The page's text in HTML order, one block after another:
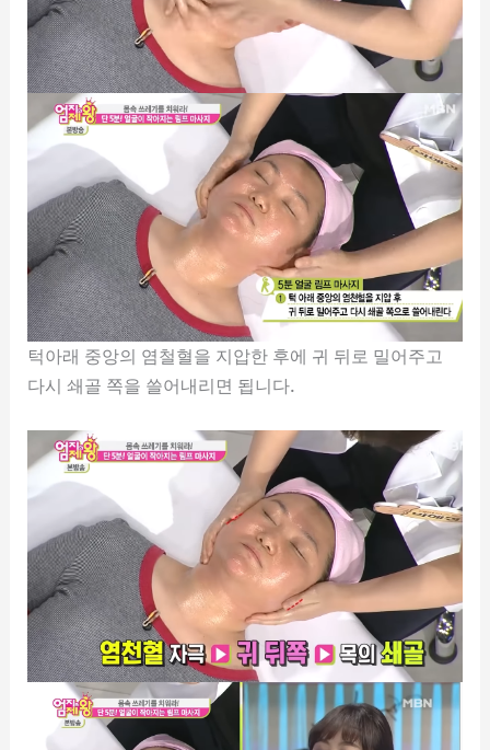
턱아래 중앙의 염철혈을 지압한 후에 귀 뒤로 밀어주고
다시 쇄골 쪽을 쓸어내리면 됩니다.